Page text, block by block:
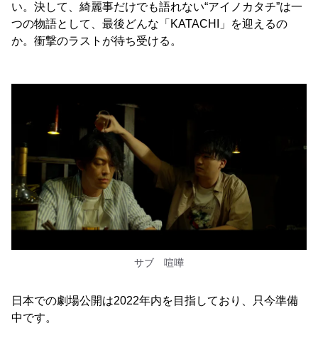
い。決して、綺麗事だけでも語れない“アイノカタチ”は一
つの物語として、最後どんな「KATACHI」を迎えるの
か。衝撃のラストが待ち受ける。
サブ 喧嘩
日本での劇場公開は2022年内を目指しており、只今準備
中です。